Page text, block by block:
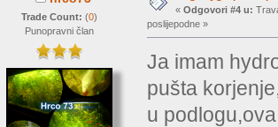
Trade Count: (0)
Punopravni član
« Odgovori #4 u:
poslijepodne »
Ja imam
pušta
u